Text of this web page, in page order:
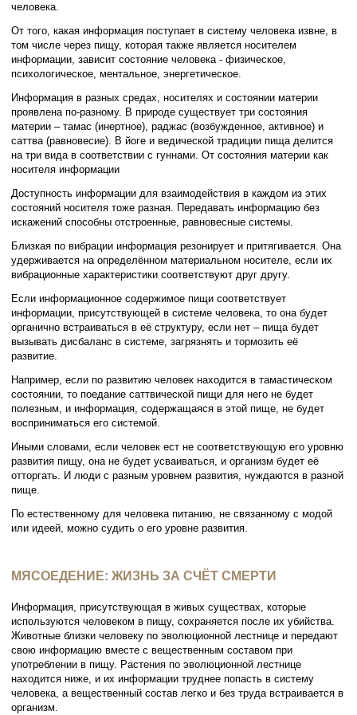
человека.
От того, какая информация поступает в систему человека извне, в
том числе через пищу, которая также является носителем
информации, зависит состояние человека - физическое,
психологическое, ментальное, энергетическое.
Информация в разных средах, носителях и состоянии материи
проявлена по-разному. В природе существует три состояния
материи – тамас (инертное), раджас (возбужденное, активное) и
саттва (равновесие). В йоге и ведической традиции пища делится
на три вида в соответствии с гуннами. От состояния материи как
носителя информации
Доступность информации для взаимодействия в каждом из этих
состояний носителя тоже разная. Передавать информацию без
искажений способны отстроенные, равновесные системы.
Близкая по вибрации информация резонирует и притягивается. Она
удерживается на определённом материальном носителе, если их
вибрационные характеристики соответствуют друг другу.
Если информационное содержимое пищи соответствует
информации, присутствующей в системе человека, то она будет
органично встраиваться в её структуру, если нет – пища будет
вызывать дисбаланс в системе, загрязнять и тормозить её
развитие.
Например, если по развитию человек находится в тамастическом
состоянии, то поедание саттвической пищи для него не будет
полезным, и информация, содержащаяся в этой пище, не будет
восприниматься его системой.
Иными словами, если человек ест не соответствующую его уровню
развития пищу, она не будет усваиваться, и организм будет её
отторгать. И люди с разным уровнем развития, нуждаются в разной
пище.
По естественному для человека питанию, не связанному с модой
или идеей, можно судить о его уровне развития.
МЯСОЕДЕНИЕ: ЖИЗНЬ ЗА СЧЁТ СМЕРТИ
Информация, присутствующая в живых существах, которые
используются человеком в пищу, сохраняется после их убийства.
Животные близки человеку по эволюционной лестнице и передают
свою информацию вместе с вещественным составом при
употреблении в пищу. Растения по эволюционной лестнице
находится ниже, и их информации труднее попасть в систему
человека, а вещественный состав легко и без труда встраивается в
организм.